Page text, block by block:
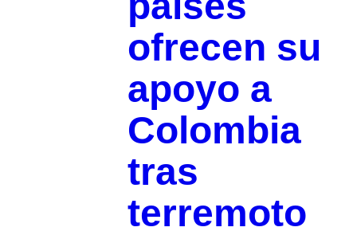
ofrecen su
apoyo a
Colombia
tras
terremoto